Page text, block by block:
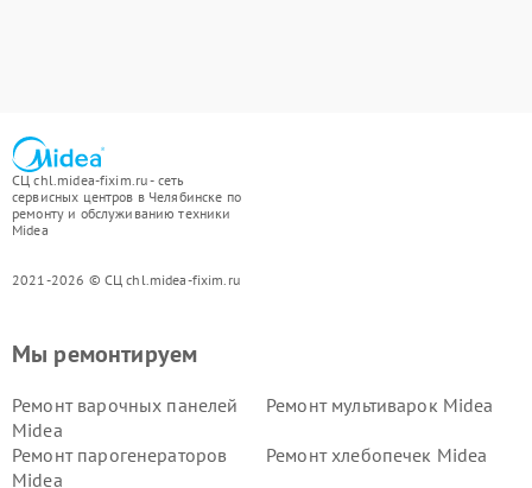
СЦ chl.midea-fixim.ru - сеть
сервисных центров в Челябинске по
ремонту и обслуживанию техники
Midea
2021-2026 © СЦ chl.midea-fixim.ru
Мы ремонтируем
Ремонт варочных панелей
Midea
Ремонт мультиварок Midea
Ремонт парогенераторов
Midea
Ремонт хлебопечек Midea